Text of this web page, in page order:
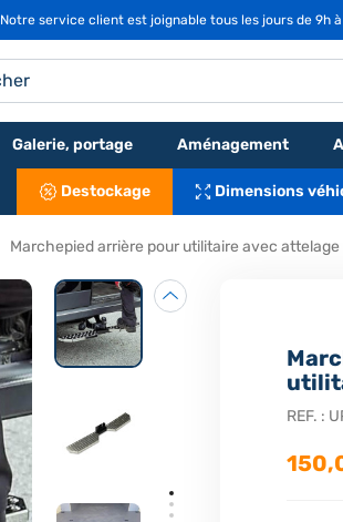
Notre service client est joignable tous les jours de 9h à
Galerie, portage Aménagement
Destockage Dimensions
Marchepied arrière pour utilitaire avec attelage
REF. :